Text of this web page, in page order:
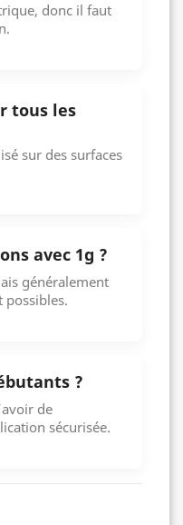
donc il faut
tous les
sur des surfaces
avec 1g ?
généralement
possibles.
?
de
sécurisée.